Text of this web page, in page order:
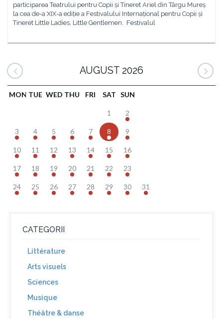
participarea Teatrului pentru Copii și Tineret Ariel din Târgu Mureș
la cea de-a XIX-a ediție a Festivalului Internațional pentru Copii și
Tineret Little Ladies, Little Gentlemen. Festivalul
AUGUST 2026
MON TUE WED THU FRI SAT SUN
1 2
3 4 5 6 7 8 9
10 11 12 13 14 15 16
17 18 19 20 21 22 23
24 25 26 27 28 29 30 31
CATEGORII
Littérature
Arts visuels
Sciences
Musique
Théâtre & danse